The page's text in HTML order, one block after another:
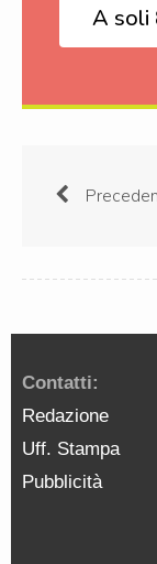
A soli
Contatti:
Redazione
Uff. Stampa
Pubblicità